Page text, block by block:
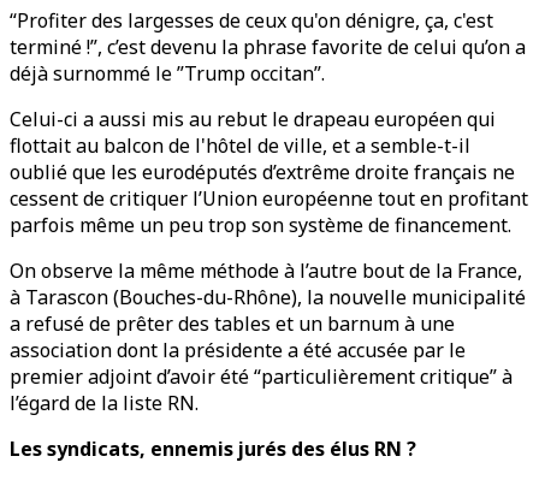
“Profiter des largesses de ceux qu'on dénigre, ça, c'est
terminé !”, c’est devenu la phrase favorite de celui qu’on a
déjà surnommé le ”Trump occitan”.
Celui-ci a aussi mis au rebut le drapeau européen qui
flottait au balcon de l'hôtel de ville, et a semble-t-il
oublié que les eurodéputés d’extrême droite français ne
cessent de critiquer l’Union européenne tout en profitant
parfois même un peu trop son système de financement.
On observe la même méthode à l’autre bout de la France,
à Tarascon (Bouches-du-Rhône), la nouvelle municipalité
a refusé de prêter des tables et un barnum à une
association dont la présidente a été accusée par le
premier adjoint d’avoir été “particulièrement critique” à
l’égard de la liste RN.
Les syndicats, ennemis jurés des élus RN ?